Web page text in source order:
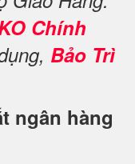
Chính
Bảo Trì
ngân hàng